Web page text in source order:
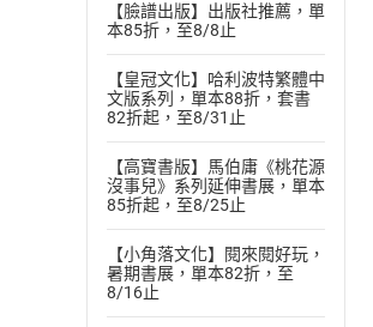
【臉譜出版】出版社推薦，單
本85折，至8/8止
【皇冠文化】哈利波特繁體中
文版系列，單本88折，套書
82折起，至8/31止
【高寶書版】馬伯庸《桃花源
沒事兒》系列延伸書展，單本
85折起，至8/25止
【小角落文化】閱來閱好玩，
暑期書展，單本82折，至
8/16止